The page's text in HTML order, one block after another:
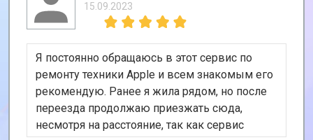
15.09.2023
Я постоянно обращаюсь в этот сервис по
ремонту техники Apple и всем знакомым его
рекомендую. Ранее я жила рядом, но после
переезда продолжаю приезжать сюда,
несмотря на расстояние, так как сервис